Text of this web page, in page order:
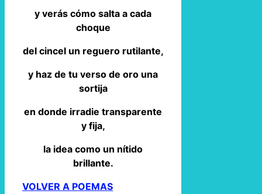
y verás cómo salta a cada
choque
del cincel un reguero rutilante,
y haz de tu verso de oro una
sortija
en donde irradie transparente
y fija,
la idea como un nítido
brillante.
VOLVER A POEMAS